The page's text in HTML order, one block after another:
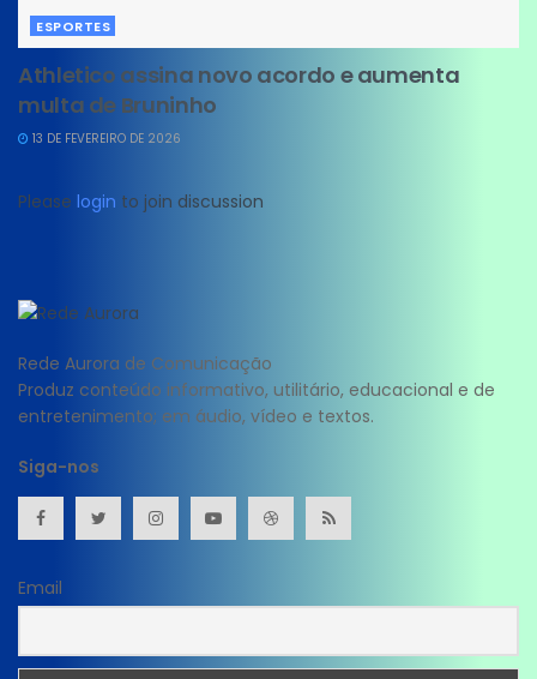
ESPORTES
Athletico assina novo acordo e aumenta
multa de Bruninho
13 DE FEVEREIRO DE 2026
Please login to join discussion
Rede Aurora de Comunicação
Produz conteúdo informativo, utilitário, educacional e de
entretenimento; em áudio, vídeo e textos.
Siga-nos
Email